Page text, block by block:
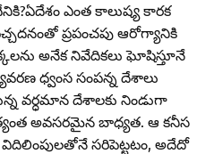
ఎంత కాలుష్య కారక
ప్రపంచపు ఆరోగ్యానికి
అనేక నివేదికలు ఘోషిస్తూనే
ధ్వంస సంపన్న దేశాలు
వర్ధమాన దేశాలకు నిండుగా
అవసరమైన బాధ్యత. ఆ కనీస
సరిపెట్టటం, అదేదో